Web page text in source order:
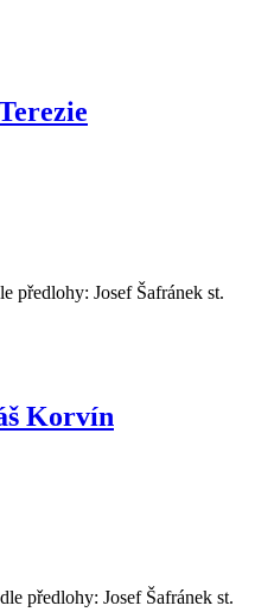
předlohy: Josef Šafránek st.
Korvín
předlohy: Josef Šafránek st.